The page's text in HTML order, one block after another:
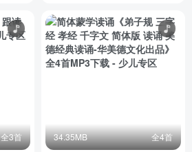
全3首 34.35MB 全4首